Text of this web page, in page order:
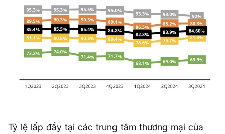
Tỷ lệ lấp đầy tại các trung tâm thương mại của